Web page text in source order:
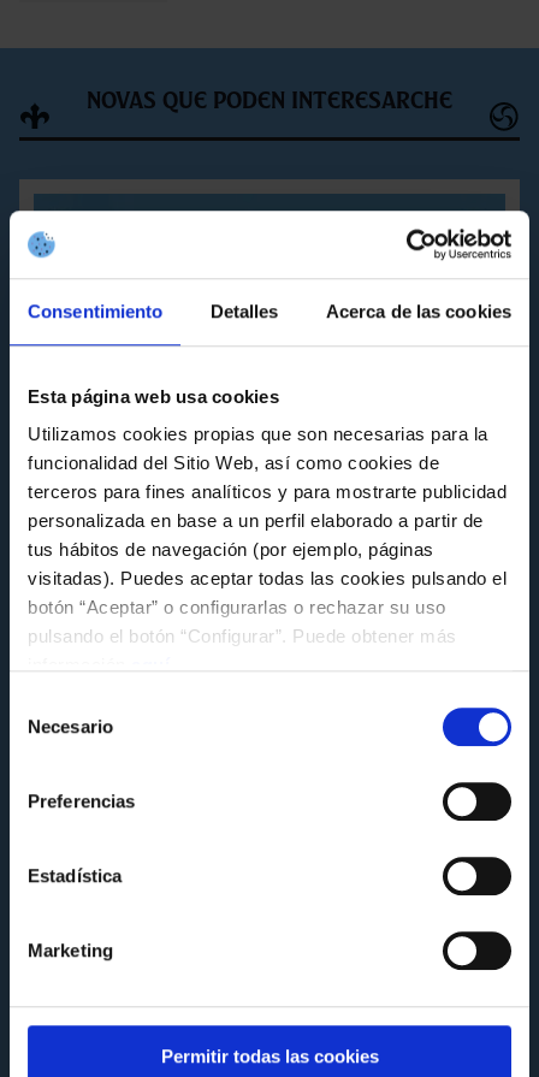
Consentimiento Detalles Acerca de las cookies
Esta página web usa cookies
Utilizamos cookies propias que son necesarias para la
funcionalidad del Sitio Web, así como cookies de
terceros para fines analíticos y para mostrarte publicidad
personalizada en base a un perfil elaborado a partir de
tus hábitos de navegación (por ejemplo, páginas
visitadas). Puedes aceptar todas las cookies pulsando el
botón “Aceptar” o configurarlas o rechazar su uso
pulsando el botón “Configurar”. Puede obtener más
Necesario
Preferencias
Estadística
Marketing
Permitir todas las cookies
Novas que poden interesarche
A CANTEIRA
Abertas as inscricións Escola de Fútbol
Celta para o curso 2025/26